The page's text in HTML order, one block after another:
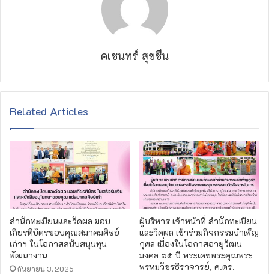
คเชนทร์ สุขชื่น
Related Articles
สำนักทะเบียนและวัดผล มอบ
เกียรติบัตรขอบคุณสมาคมศิษย์
เก่าฯ ในโอกาสสนับสนุนทุน
พัฒนางาน
กันยายน 3, 2025
ผู้บริหาร เจ้าหน้าที่ สำนักทะเบียน
และวัดผล เข้าร่วมกิจกรรมบำเพ็ญ
กุศล เนื่องในโอกาสอายุวัฒน
มงคล ๖๕ ปี พระเดชพระคุณพระ
พรหมวัชรธีราจารย์, ศ.ดร.